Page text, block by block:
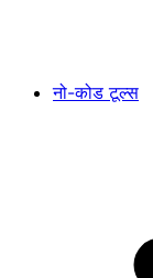
नो-कोड टूल्स